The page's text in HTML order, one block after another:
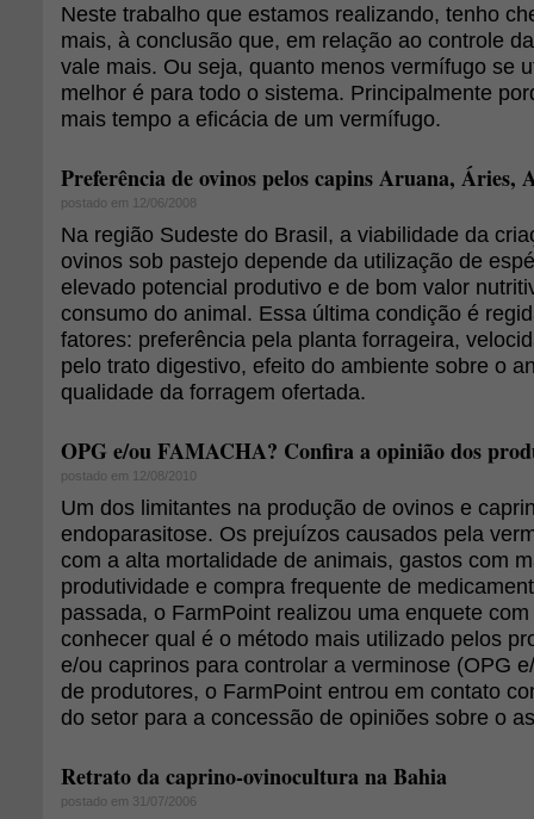
Neste trabalho que estamos realizando, tenho
mais, à conclusão que, em relação ao controle
vale mais. Ou seja, quanto menos vermífugo se
melhor é para todo o sistema. Principalmente
mais tempo a eficácia de um vermífugo.
Preferência de ovinos pelos capins Aruana, Áries,
postado em 12/06/2008
Na região Sudeste do Brasil, a viabilidade da
ovinos sob pastejo depende da utilização de
elevado potencial produtivo e de bom valor
consumo do animal. Essa última condição é
fatores: preferência pela planta forrageira,
pelo trato digestivo, efeito do ambiente sobre o
qualidade da forragem ofertada.
OPG e/ou FAMACHA? Confira a opinião dos
postado em 12/08/2010
Um dos limitantes na produção de ovinos e
endoparasitose. Os prejuízos causados pela
com a alta mortalidade de animais, gastos com
produtividade e compra frequente de
passada, o FarmPoint realizou uma enquete
conhecer qual é o método mais utilizado pelos
e/ou caprinos para controlar a verminose (OPG
de produtores, o FarmPoint entrou em contato
do setor para a concessão de opiniões sobre o
Retrato da caprino-ovinocultura na Bahia
postado em 31/07/2006